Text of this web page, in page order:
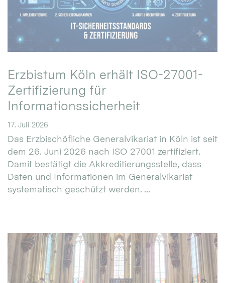
Erzbistum Köln erhält ISO-27001-
Zertifizierung für
Informationssicherheit
17. Juli 2026
Das Erzbischöfliche Generalvikariat in Köln ist seit
dem 26. Juni 2026 nach ISO 27001 zertifiziert.
Damit bestätigt die Akkreditierungsstelle, dass
Daten und Informationen im Generalvikariat
systematisch geschützt werden. ...